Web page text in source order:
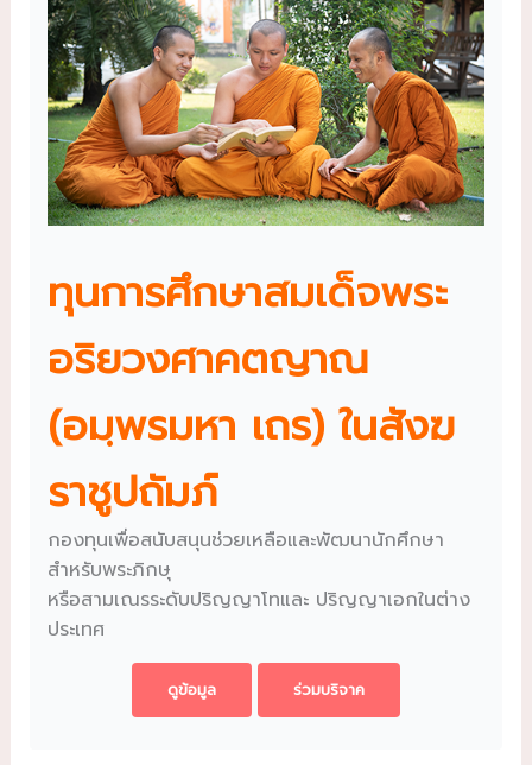
ทุนการศึกษาสมเด็จพระ
อริยวงศาคตญาณ
(อมฺพรมหา เถร) ในสังฆ
ราชูปถัมภ์
กองทุนเพื่อสนับสนุนช่วยเหลือและพัฒนานักศึกษา
สำหรับพระภิกษุ
หรือสามเณรระดับปริญญาโทและ ปริญญาเอกในต่าง
ประเทศ
ดูข้อมูล ร่วมบริจาค